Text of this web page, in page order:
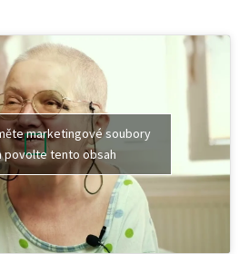
marketingové soubory
povolte tento obsah